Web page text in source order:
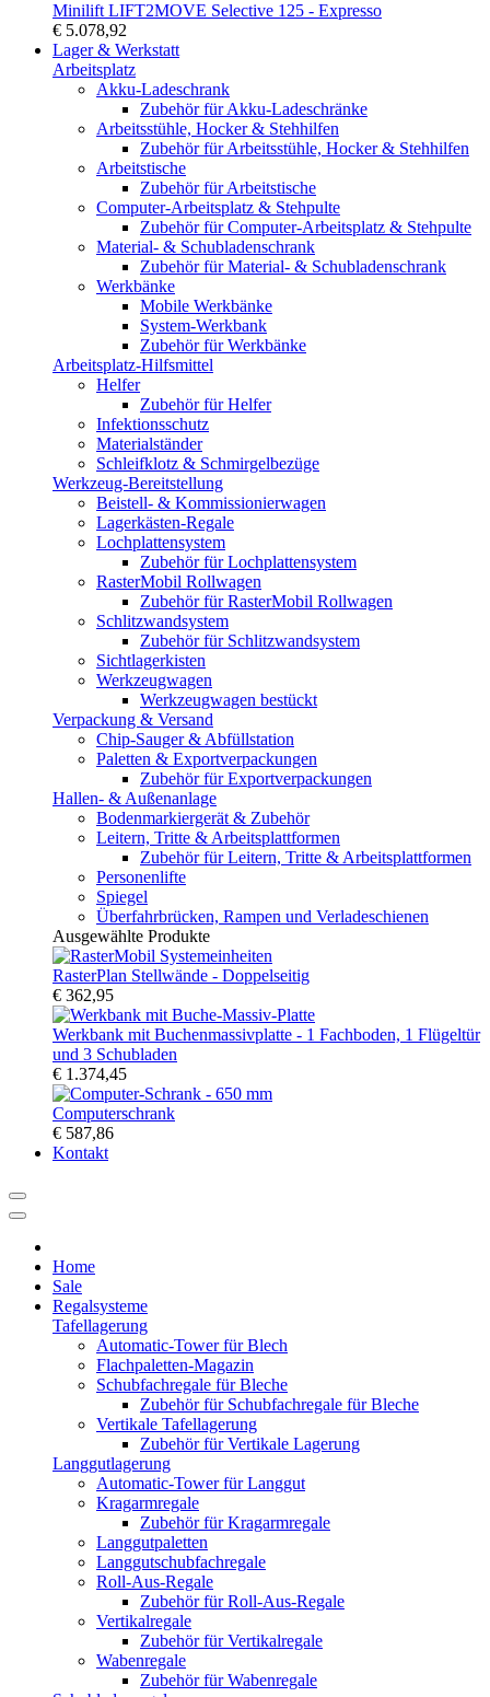
Minilift LIFT2MOVE Selective 125 - Expresso
€ 5.078,92
Lager & Werkstatt
Arbeitsplatz
Akku-Ladeschrank
Zubehör für Akku-Ladeschränke
Arbeitsstühle, Hocker & Stehhilfen
Zubehör für Arbeitsstühle, Hocker & Stehhilfen
Arbeitstische
Zubehör für Arbeitstische
Computer-Arbeitsplatz & Stehpulte
Zubehör für Computer-Arbeitsplatz & Stehpulte
Material- & Schubladenschrank
Zubehör für Material- & Schubladenschrank
Werkbänke
Mobile Werkbänke
System-Werkbank
Zubehör für Werkbänke
Arbeitsplatz-Hilfsmittel
Helfer
Zubehör für Helfer
Infektionsschutz
Materialständer
Schleifklotz & Schmirgelbezüge
Werkzeug-Bereitstellung
Beistell- & Kommissionierwagen
Lagerkästen-Regale
Lochplattensystem
Zubehör für Lochplattensystem
RasterMobil Rollwagen
Zubehör für RasterMobil Rollwagen
Schlitzwandsystem
Zubehör für Schlitzwandsystem
Sichtlagerkisten
Werkzeugwagen
Werkzeugwagen bestückt
Verpackung & Versand
Chip-Sauger & Abfüllstation
Paletten & Exportverpackungen
Zubehör für Exportverpackungen
Hallen- & Außenanlage
Bodenmarkiergerät & Zubehör
Leitern, Tritte & Arbeitsplattformen
Zubehör für Leitern, Tritte & Arbeitsplattformen
Personenlifte
Spiegel
Überfahrbrücken, Rampen und Verladeschienen
Ausgewählte Produkte
RasterPlan Stellwände - Doppelseitig
€ 362,95
Werkbank mit Buchenmassivplatte - 1 Fachboden, 1 Flügeltür
und 3 Schubladen
€ 1.374,45
Computerschrank
€ 587,86
Kontakt
Home
Sale
Regalsysteme
Tafellagerung
Automatic-Tower für Blech
Flachpaletten-Magazin
Schubfachregale für Bleche
Zubehör für Schubfachregale für Bleche
Vertikale Tafellagerung
Zubehör für Vertikale Lagerung
Langgutlagerung
Automatic-Tower für Langgut
Kragarmregale
Zubehör für Kragarmregale
Langgutpaletten
Langgutschubfachregale
Roll-Aus-Regale
Zubehör für Roll-Aus-Regale
Vertikalregale
Zubehör für Vertikalregale
Wabenregale
Zubehör für Wabenregale